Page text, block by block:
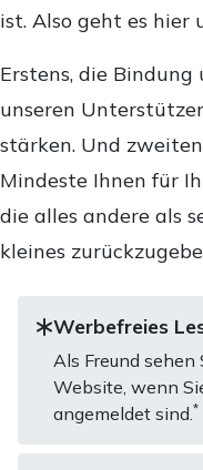
ist. Also geht es hier
Erstens, die
unseren
stärken. Und
Mindeste Ihnen für
die alles andere als
kleines
Werbefreies
Als Freund sehen
Website, wenn
angemeldet sind.*